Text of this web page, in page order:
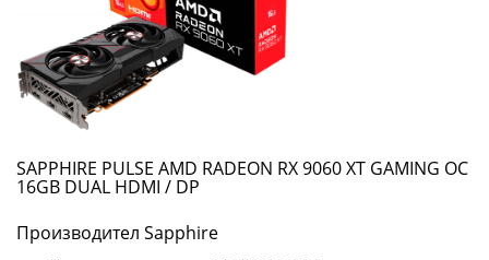
RX
9060
XT
GAMING
OC
SAPPHIRE PULSE AMD RADEON RX 9060 XT GAMING OC
16GB DUAL HDMI / DP
Производител Sapphire